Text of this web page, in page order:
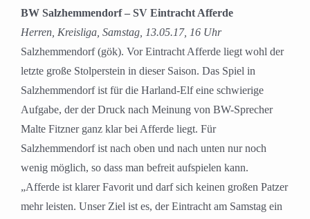
BW Salzhemmendorf – SV Eintracht Afferde
Herren, Kreisliga, Samstag, 13.05.17, 16 Uhr
Salzhemmendorf (gök). Vor Eintracht Afferde liegt wohl der
letzte große Stolperstein in dieser Saison. Das Spiel in
Salzhemmendorf ist für die Harland-Elf eine schwierige
Aufgabe, der der Druck nach Meinung von BW-Sprecher
Malte Fitzner ganz klar bei Afferde liegt. Für
Salzhemmendorf ist nach oben und nach unten nur noch
wenig möglich, so dass man befreit aufspielen kann.
„Afferde ist klarer Favorit und darf sich keinen großen Patzer
mehr leisten. Unser Ziel ist es, der Eintracht am Samstag ein